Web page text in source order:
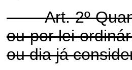
Art. 2º
ou por lei
ou dia já